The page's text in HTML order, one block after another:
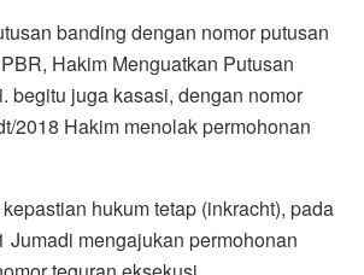
banding dengan nomor putusan
Hakim Menguatkan Putusan
begitu juga kasasi, dengan nomor
2018 Hakim menolak permohonan
hukum tetap (inkracht), pada
Jumadi mengajukan permohonan